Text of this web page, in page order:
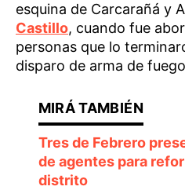
esquina de Carcarañá y
Castillo, cuando fue
personas que lo
disparo de arma de
Tres de Febrero
de agentes para
distrito